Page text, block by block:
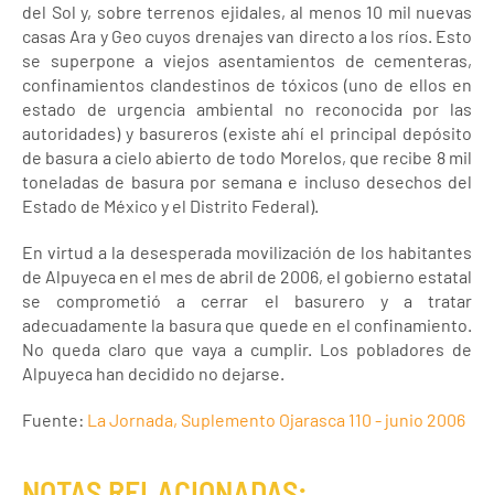
del Sol y, sobre terrenos ejidales, al menos 10 mil nuevas
casas Ara y Geo cuyos drenajes van directo a los ríos. Esto
se superpone a viejos asentamientos de cementeras,
confinamientos clandestinos de tóxicos (uno de ellos en
estado de urgencia ambiental no reconocida por las
autoridades) y basureros (existe ahí el principal depósito
de basura a cielo abierto de todo Morelos, que recibe 8 mil
toneladas de basura por semana e incluso desechos del
Estado de México y el Distrito Federal).
En virtud a la desesperada movilización de los habitantes
de Alpuyeca en el mes de abril de 2006, el gobierno estatal
se comprometió a cerrar el basurero y a tratar
adecuadamente la basura que quede en el confinamiento.
No queda claro que vaya a cumplir. Los pobladores de
Alpuyeca han decidido no dejarse.
Fuente: La Jornada, Suplemento Ojarasca 110 - junio 2006